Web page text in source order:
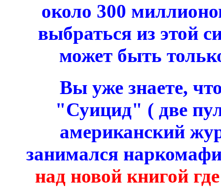
около 300
выбраться из этой
может быть
Вы уже знаете,
"Суицид" ( две
американский
занимался
над новой книгой